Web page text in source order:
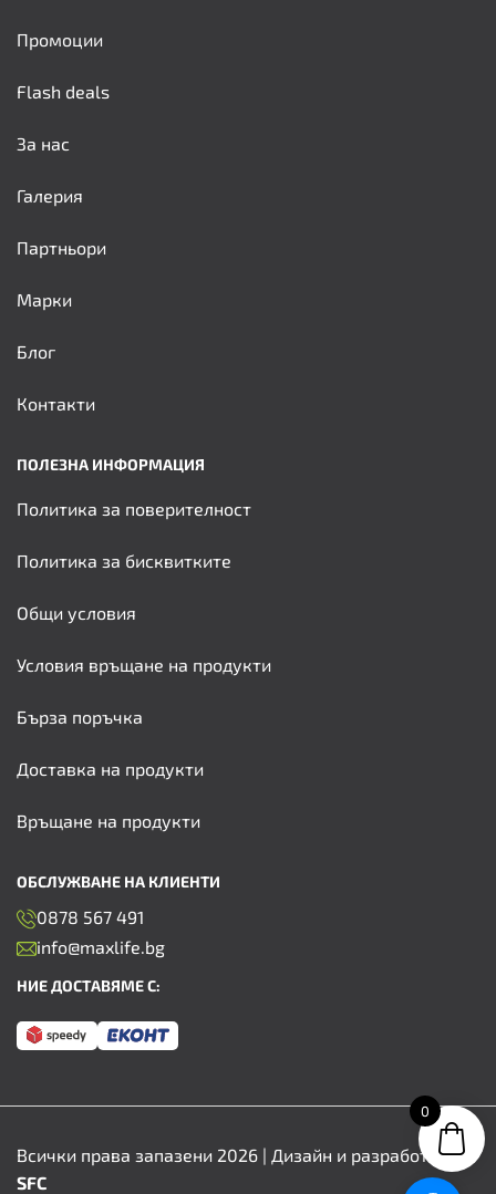
Промоции
Flash deals
За нас
Галерия
Партньори
Марки
Блог
Контакти
ПОЛЕЗНА ИНФОРМАЦИЯ
Политика за поверителност
Политика за бисквитките
Общи условия
Условия връщане на продукти
Бърза поръчка
Доставка на продукти
Връщане на продукти
ОБСЛУЖВАНЕ НА КЛИЕНТИ
0878 567 491
info@maxlife.bg
НИЕ ДОСТАВЯМЕ С:
Всички права запазени 2026 | Дизайн и разработка от
SFC
0